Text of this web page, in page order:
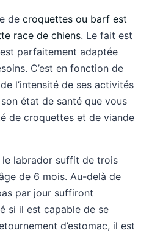
de croquettes ou barf est
race de chiens. Le fait est
parfaitement adaptée
C’est en fonction de
l’intensité de ses activités
état de santé que vous
de croquettes et de viande
le labrador suffit de trois
de 6 mois. Au-delà de
par jour suffiront
si il est capable de se
d’estomac, il est